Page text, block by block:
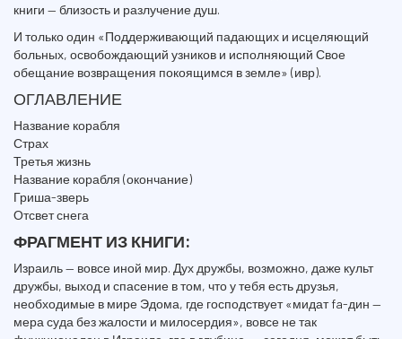
книги — близость и разлучение душ.
И только один «Поддерживающий падающих и исцеляющий
больных, освобождающий узников и исполняющий Свое
обещание возвращения покоящимся в земле» (ивр).
ОГЛАВЛЕНИЕ
Название корабля
Страх
Третья жизнь
Название корабля (окончание)
Гриша-зверь
Отсвет снега
ФРАГМЕНТ ИЗ КНИГИ:
Израиль — вовсе иной мир. Дух дружбы, возможно, даже культ
дружбы, выход и спасение в том, что у тебя есть друзья,
необходимые в мире Эдома, где господствует «мидат fa-дин —
мера суда без жалости и милосердия», вовсе не так